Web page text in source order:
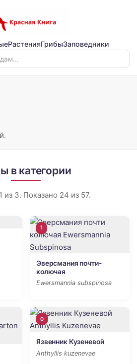
РастенияГрибыЗаповедники
в категории
из 3. Показано 24 из 57.
1
Эверсмания почти-
колючая
Ewersmannia subspinosa
0
Язвенник Кузеневой
Anthyllis kuzenevae